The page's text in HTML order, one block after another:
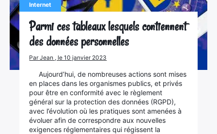
Internet
Parmi ces tableaux lesquels contiennent
des données personnelles
Par Jean , le 10 janvier 2023
Aujourd’hui, de nombreuses actions sont mises
en places dans les organismes publics, et privés
pour être en conformité avec le règlement
général sur la protection des données (RGPD),
avec l’évolution où les pratiques sont amenées à
évoluer afin de correspondre aux nouvelles
exigences réglementaires qui régissent la